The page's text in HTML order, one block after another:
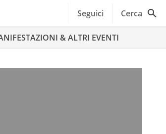
Seguici Cerca
& ALTRI EVENTI